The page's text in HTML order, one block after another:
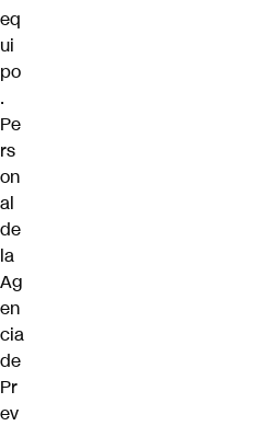
eq
ui
po
.
Pe
rs
on
al
de
la
Ag
en
cia
de
Pr
ev